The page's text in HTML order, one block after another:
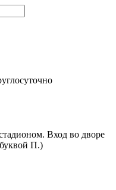
Вход во дворе
П.)